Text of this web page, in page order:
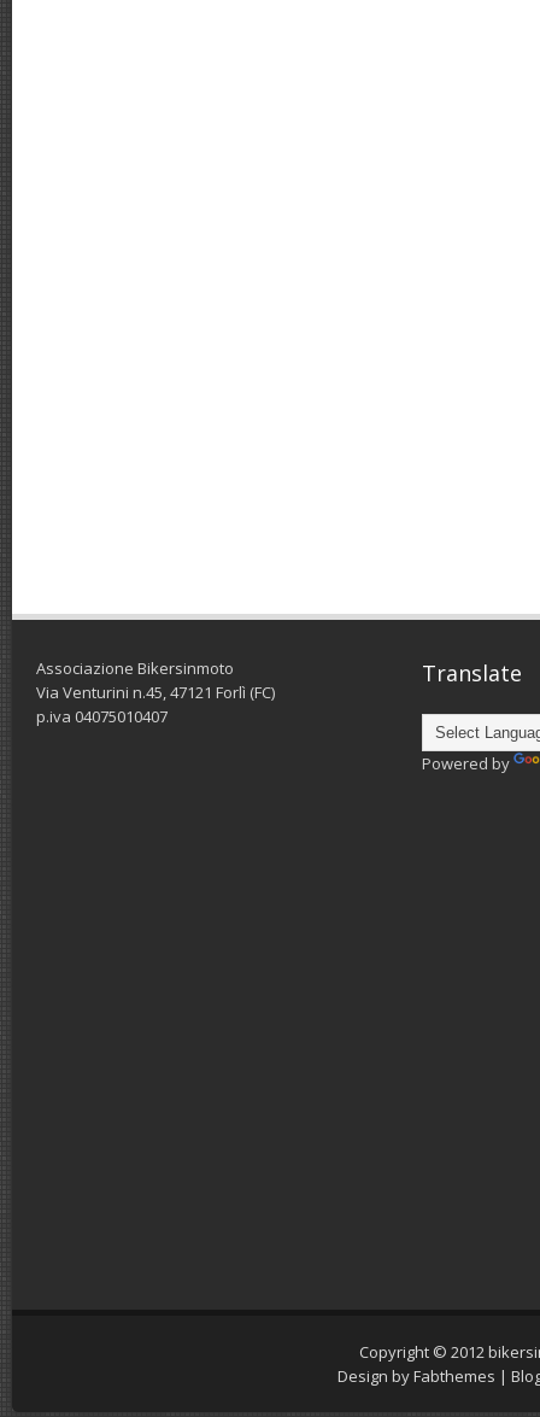
Associazione Bikersinmoto
Via Venturini n.45, 47121 Forlì (FC)
p.iva 04075010407
Translate
Powered by
Copyright © 2012
Design byFabthemes |